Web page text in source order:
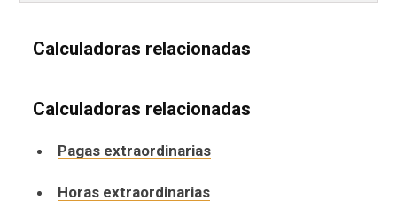
Calculadoras relacionadas
Calculadoras relacionadas
Pagas extraordinarias
Horas extraordinarias